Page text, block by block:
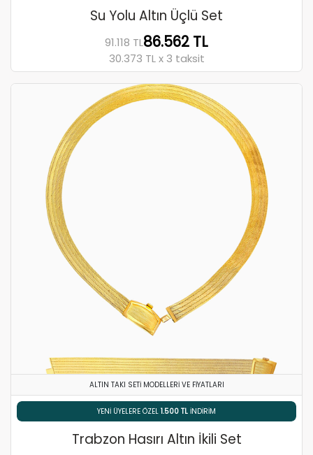
Su Yolu Altın Üçlü Set
91.118 TL86.562 TL
30.373 TL x 3 taksit
ALTIN TAKI SETI MODELLERI VE FIYATLARI
% 5 HAVALE / EFT İNDIRIMI
Trabzon Hasırı Altın İkili Set